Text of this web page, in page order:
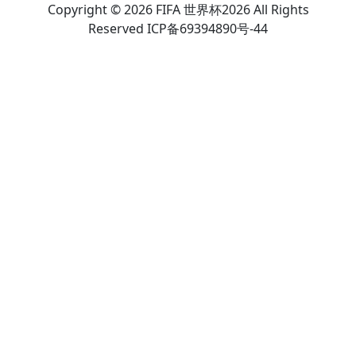
Copyright © 2026 FIFA 世界杯2026 All Rights
Reserved ICP备69394890号-44